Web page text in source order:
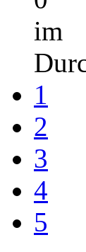
im
1
2
3
4
5